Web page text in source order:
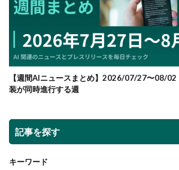
【週間AIニュースまとめ】2026/07/27〜08/02
装が同時進行する週
記事を探す
キーワード